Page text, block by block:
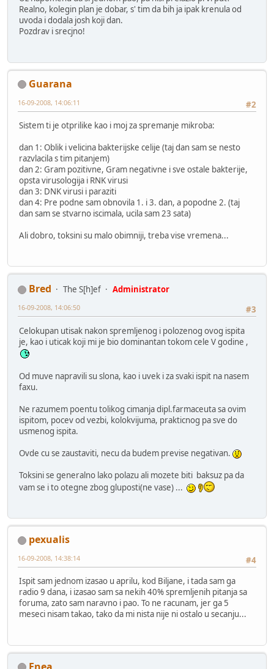
Realno, kolegin plan je dobar, s' tim da bih ja ipak krenula od
uvoda i dodala josh koji dan.
Pozdrav i srecjno!
Guarana
#2
16-09-2008, 14:06:11
Sistem ti je otprilike kao i moj za spremanje mikroba:
dan 1: Oblik i velicina bakterijske celije (taj dan sam se nesto
razvlacila s tim pitanjem)
dan 2: Gram pozitivne, Gram negativne i sve ostale bakterije,
opsta virusologija i RNK virusi
dan 3: DNK virusi i paraziti
dan 4: Pre podne sam obnovila 1. i 3. dan, a popodne 2. (taj
dan sam se stvarno iscimala, ucila sam 23 sata)
Ali dobro, toksini su malo obimniji, treba vise vremena...
Bred The S[h]ef
Administrator
#3
16-09-2008, 14:06:50
Celokupan utisak nakon spremljenog i polozenog ovog ispita
je, kao i uticak koji mi je bio dominantan tokom cele V godine ,
Od muve napravili su slona, kao i uvek i za svaki ispit na nasem
faxu.
Ne razumem poentu tolikog cimanja dipl.farmaceuta sa ovim
ispitom, pocev od vezbi, kolokvijuma, prakticnog pa sve do
usmenog ispita.
Ovde cu se zaustaviti, necu da budem previse negativan.
Toksini se generalno lako polazu ali mozete biti baksuz pa da
vam se i to otegne zbog gluposti(ne vase) ...
pexualis
#4
16-09-2008, 14:38:14
Ispit sam jednom izasao u aprilu, kod Biljane, i tada sam ga
radio 9 dana, i izasao sam sa nekih 40% spremljenih pitanja sa
foruma, zato sam naravno i pao. To ne racunam, jer ga 5
meseci nisam takao, tako da mi nista nije ni ostalo u secanju...